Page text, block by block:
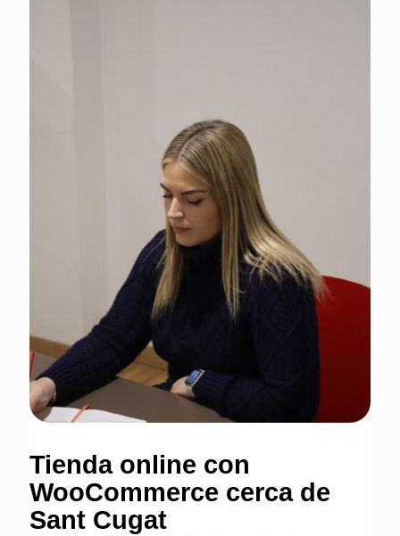
Tienda online con
WooCommerce cerca de
Sant Cugat